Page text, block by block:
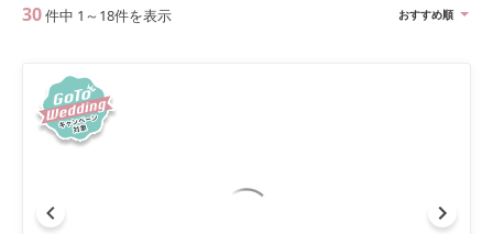
30件中 1 ～ 18件を表示 おすすめ順